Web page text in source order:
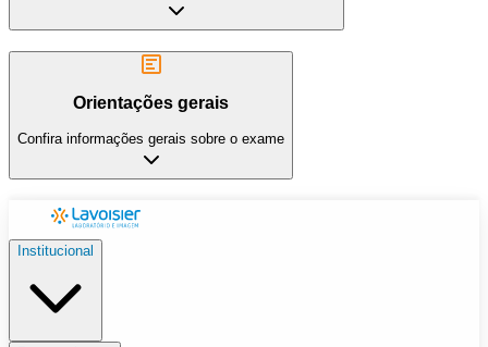
Orientações gerais
Confira informações gerais sobre o exame
Institucional